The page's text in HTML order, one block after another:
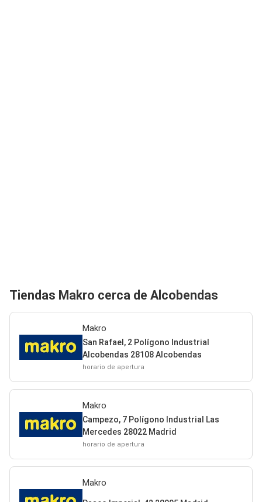
Tiendas Makro cerca de Alcobendas
Makro
San Rafael, 2 Polígono Industrial
Alcobendas 28108 Alcobendas
horario de apertura
Makro
Campezo, 7 Polígono Industrial Las
Mercedes 28022 Madrid
horario de apertura
Makro